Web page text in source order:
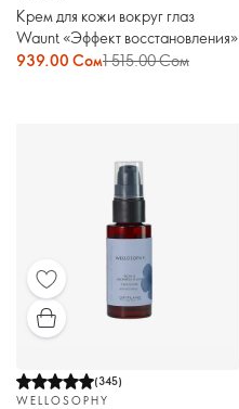
Крем для кожи вокруг глаз
Waunt «Эффект восстановления»
939.00 Сом1 515.00 Сом
(345)
WELLOSOPHY